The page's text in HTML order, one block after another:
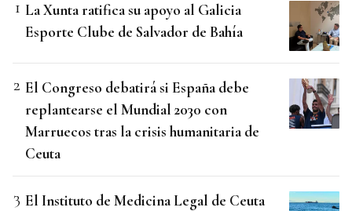
La Xunta ratifica su apoyo al Galicia
Esporte Clube de Salvador de Bahía
El Congreso debatirá si España debe
replantearse el Mundial 2030 con
Marruecos tras la crisis humanitaria de
Ceuta
El Instituto de Medicina Legal de Ceuta